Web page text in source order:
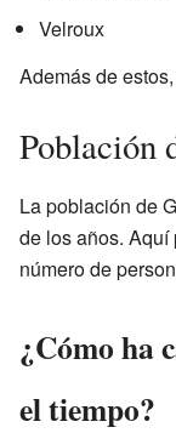
Velroux
Además de
Población
La población de
de los años.
número de
¿Cómo ha
el tiempo?